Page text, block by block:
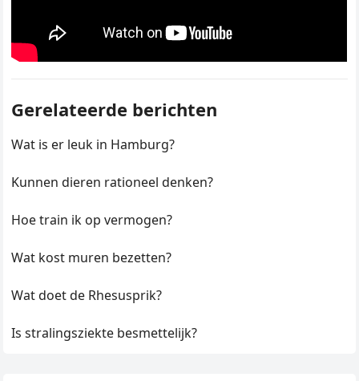
Gerelateerde berichten
Wat is er leuk in Hamburg?
Kunnen dieren rationeel denken?
Hoe train ik op vermogen?
Wat kost muren bezetten?
Wat doet de Rhesusprik?
Is stralingsziekte besmettelijk?